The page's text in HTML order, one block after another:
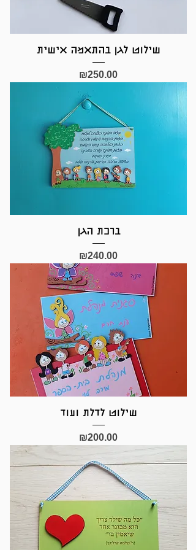
שילוט לגן בהתאמה אישית
Price
₪250.00
ברכת הגן
Price
₪240.00
שילוט לדלת ועוד
Price
₪200.00